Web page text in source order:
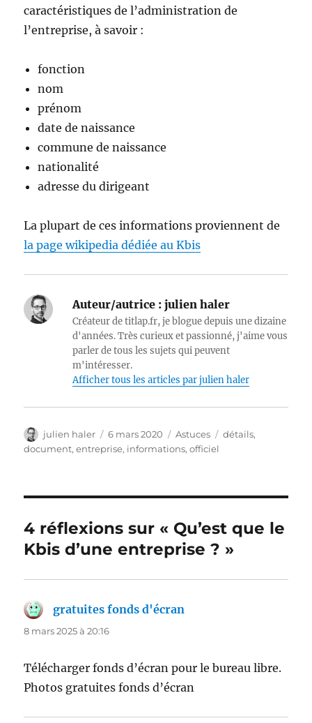
caractéristiques de l’administration de
l’entreprise, à savoir :
fonction
nom
prénom
date de naissance
commune de naissance
nationalité
adresse du dirigeant
La plupart de ces informations proviennent de
la page wikipedia dédiée au Kbis
Auteur/autrice : julien haler
Créateur de titlap.fr, je blogue depuis une dizaine
d'années. Très curieux et passionné, j'aime vous
parler de tous les sujets qui peuvent
m'intéresser.
Afficher tous les articles par julien haler
Auteur
julien haler
Publié
le
6 mars 2020 Catégories
Astuces Étiquettes
détails,
document,entreprise, informations,officiel
4 réflexions sur « Qu’est que le
Kbis d’une entreprise ? »
gratuites fonds d'écran
8 mars 2025 à 20:16
Télécharger fonds d’écran pour le bureau libre.
Photos gratuites fonds d’écran